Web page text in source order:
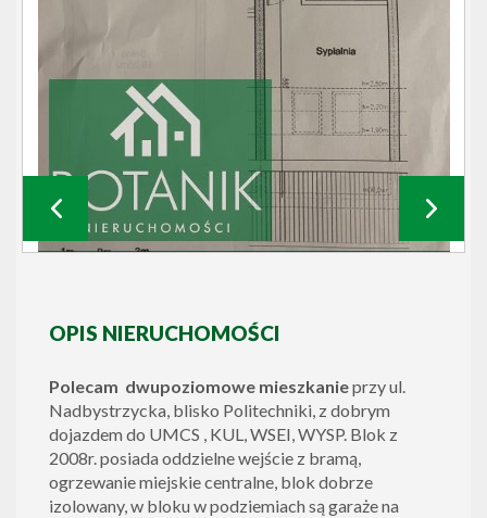
OPIS NIERUCHOMOŚCI
Polecam dwupoziomowe mieszkanieprzy ul.
Nadbystrzycka, blisko Politechniki, z dobrym
dojazdem do UMCS , KUL, WSEI, WYSP. Blok z
2008r. posiada oddzielne wejście z bramą,
ogrzewanie miejskie centralne, blok dobrze
izolowany, w bloku w podziemiach są garaże na